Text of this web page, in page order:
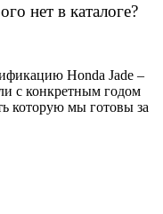
нет в каталоге?
Honda Jade –
с конкретным годом
которую мы готовы за